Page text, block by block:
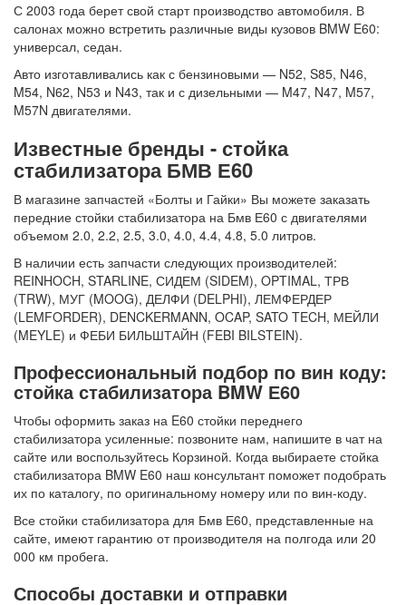
С 2003 года берет свой старт производство автомобиля. В
салонах можно встретить различные виды кузовов BMW E60:
универсал, седан.
Авто изготавливались как с бензиновыми — N52, S85, N46,
M54, N62, N53 и N43, так и с дизельными — M47, N47, M57,
M57N двигателями.
Известные бренды - стойка
стабилизатора БМВ Е60
В магазине запчастей «Болты и Гайки» Вы можете заказать
передние стойки стабилизатора на Бмв Е60 с двигателями
объемом 2.0, 2.2, 2.5, 3.0, 4.0, 4.4, 4.8, 5.0 литров.
В наличии есть запчасти следующих производителей:
REINHOCH, STARLINE, СИДЕМ (SIDEM), OPTIMAL, ТРВ
(TRW), МУГ (MOOG), ДЕЛФИ (DELPHI), ЛЕМФЕРДЕР
(LEMFORDER), DENCKERMANN, OCAP, SATO TECH, МЕЙЛИ
(MEYLE) и ФЕБИ БИЛЬШТАЙН (FEBI BILSTEIN).
Профессиональный подбор по вин коду:
стойка стабилизатора BMW Е60
Чтобы оформить заказ на E60 стойки переднего
стабилизатора усиленные: позвоните нам, напишите в чат на
сайте или воспользуйтесь Корзиной. Когда выбираете стойка
стабилизатора BMW E60 наш консультант поможет подобрать
их по каталогу, по оригинальному номеру или по вин-коду.
Все стойки стабилизатора для Бмв Е60, представленные на
сайте, имеют гарантию от производителя на полгода или 20
000 км пробега.
Способы доставки и отправки